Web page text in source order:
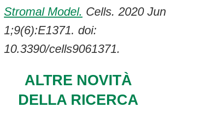
Stromal Model. Cells. 2020 Jun
1;9(6):E1371. doi:
10.3390/cells9061371.
ALTRE NOVITÀ
DELLA RICERCA